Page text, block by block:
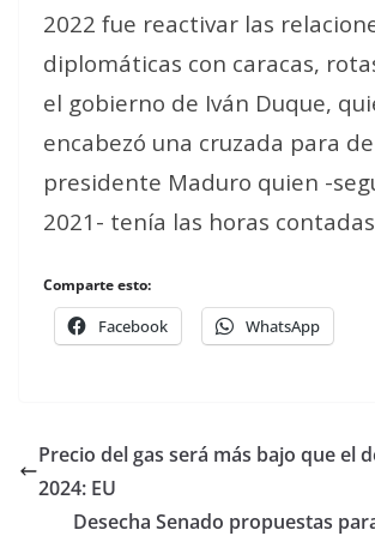
2022 fue reactivar las
diplomáticas con caracas,
el gobierno de Iván Duque,
encabezó una cruzada para
presidente Maduro quien -
2021- tenía las horas
Comparte esto:
Facebook WhatsApp
Precio del gas será más bajo que el
2024: EU
Desecha Senado propuestas